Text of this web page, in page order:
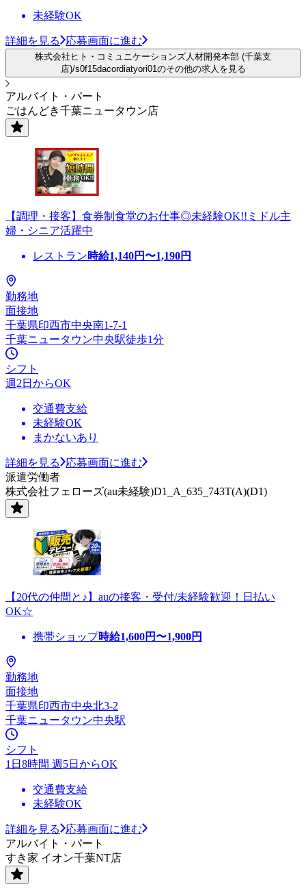
未経験OK
詳細を見る 応募画面に進む
株式会社ヒト・コミュニケーションズ人材開発本部 (千葉支
店)/s0f15dacordiatyori01のその他の求人を見る
アルバイト・パート
ごはんどき千葉ニュータウン店
【調理・接客】食券制食堂のお仕事◎未経験OK!!ミドル主
婦・シニア活躍中
レストラン時給1,140円〜1,190円
勤務地
面接地
千葉県印西市中央南1-7-1
千葉ニュータウン中央駅徒歩1分
シフト
週2日からOK
交通費支給
未経験OK
まかないあり
詳細を見る
応募画面に進む
派遣労働者
株式会社フェローズ(au未経験)D1_A_635_743T(A)(D1)
【20代の仲間と♪】auの接客・受付/未経験歓迎！日払い
OK☆
携帯ショップ時給1,600円〜1,900円
勤務地
面接地
千葉県印西市中央北3-2
千葉ニュータウン中央駅
シフト
1日8時間 週5日からOK
交通費支給
未経験OK
詳細を見る
応募画面に進む
アルバイト・パート
すき家 イオン千葉NT店